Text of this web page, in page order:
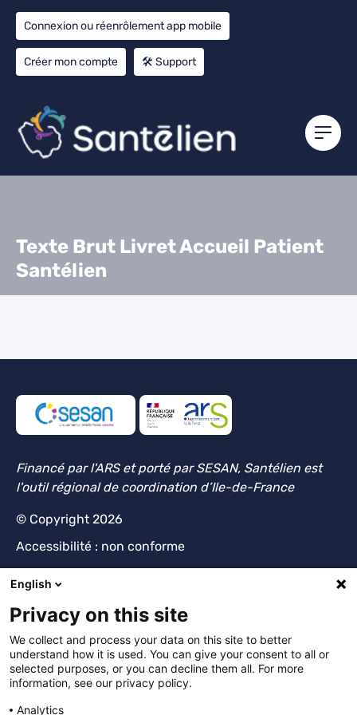
Connexion ou réenrôlement app mobile
Créer mon compte 🛠️ Support
Texte Brut Livret Accueil Patient
Santélien
Financé par l'ARS et porté par SESAN, Santélien est
l'outil régional de coordination d’Ile-de-France
© Copyright 2026
Accessibilité : non conforme
Mentions Légales Santélien
English
Privacy on this site
We collect and process your data on this site to better
understand how it is used. You can give your consent to all or
selected purposes, or you can decline them all. For more
information, see our privacy policy.
Analytics